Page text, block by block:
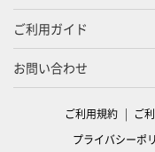
ご利用ガイド
お問い合わせ
ご利用規約 ご
プライバシーポ